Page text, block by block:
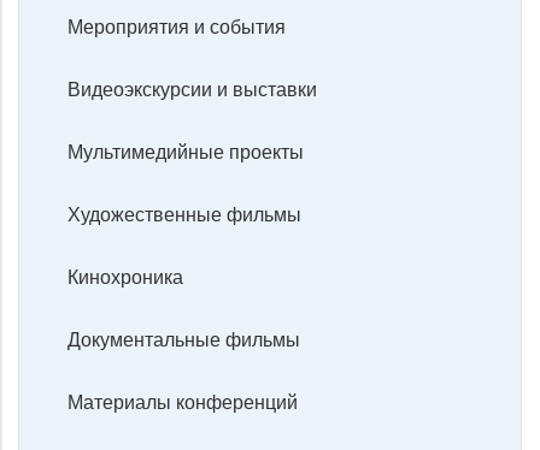
Мероприятия и события
Видеоэкскурсии и выставки
Мультимедийные проекты
Художественные фильмы
Кинохроника
Документальные фильмы
Материалы конференций